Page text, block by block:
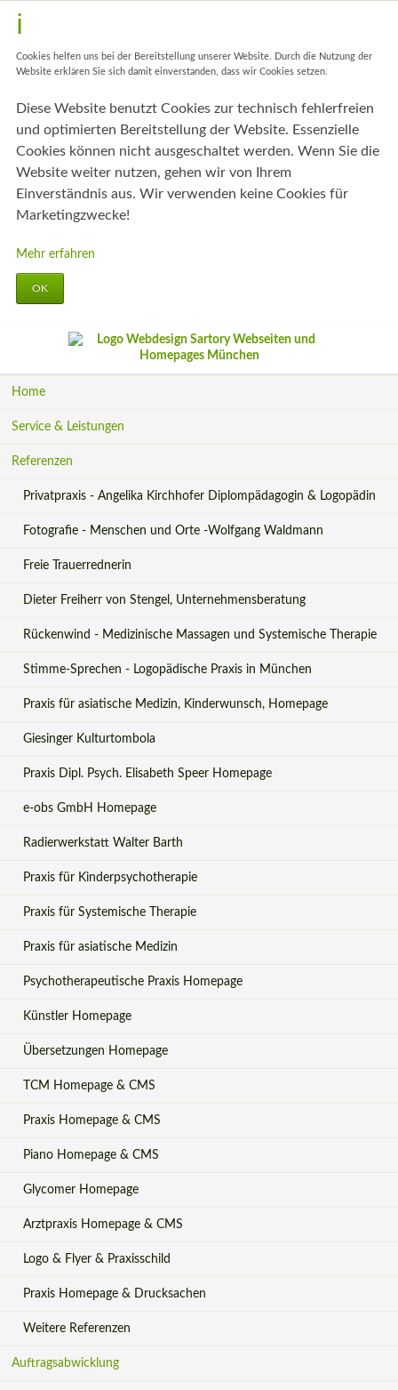
Cookies helfen uns bei der Bereitstellung unserer Website. Durch die Nutzung der
Website erklären Sie sich damit einverstanden, dass wir Cookies setzen.
Diese Website benutzt Cookies zur technisch fehlerfreien
und optimierten Bereitstellung der Website. Essenzielle
Cookies können nicht ausgeschaltet werden. Wenn Sie die
Website weiter nutzen, gehen wir von Ihrem
Einverständnis aus. Wir verwenden keine Cookies für
Marketingzwecke!
Mehr erfahren
OK
Home
Service & Leistungen
Referenzen
Privatpraxis - Angelika Kirchhofer Diplompädagogin & Logopädin
Fotografie - Menschen und Orte -Wolfgang Waldmann
Freie Trauerrednerin
Dieter Freiherr von Stengel, Unternehmensberatung
Rückenwind - Medizinische Massagen und Systemische Therapie
Stimme-Sprechen - Logopädische Praxis in München
Praxis für asiatische Medizin, Kinderwunsch, Homepage
Giesinger Kulturtombola
Praxis Dipl. Psych. Elisabeth Speer Homepage
e-obs GmbH Homepage
Radierwerkstatt Walter Barth
Praxis für Kinderpsychotherapie
Praxis für Systemische Therapie
Praxis für asiatische Medizin
Psychotherapeutische Praxis Homepage
Künstler Homepage
Übersetzungen Homepage
TCM Homepage & CMS
Praxis Homepage & CMS
Piano Homepage & CMS
Glycomer Homepage
Arztpraxis Homepage & CMS
Logo & Flyer & Praxisschild
Praxis Homepage & Drucksachen
Weitere Referenzen
Auftragsabwicklung